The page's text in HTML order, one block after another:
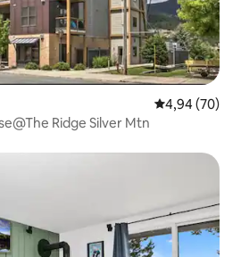
4,94 (70)
Ridge Silver Mtn